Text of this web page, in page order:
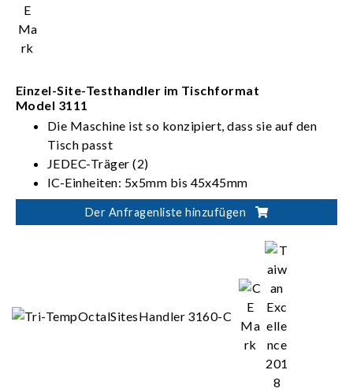
Einzel-Site-Testhandler im Tischformat
Model 3111
Die Maschine ist so konzipiert, dass sie auf den
Tisch passt
JEDEC-Träger (2)
IC-Einheiten: 5x5mm bis 45x45mm
Konfigurierbare Einlagerung über Software
Der Anfragenliste hinzufügen